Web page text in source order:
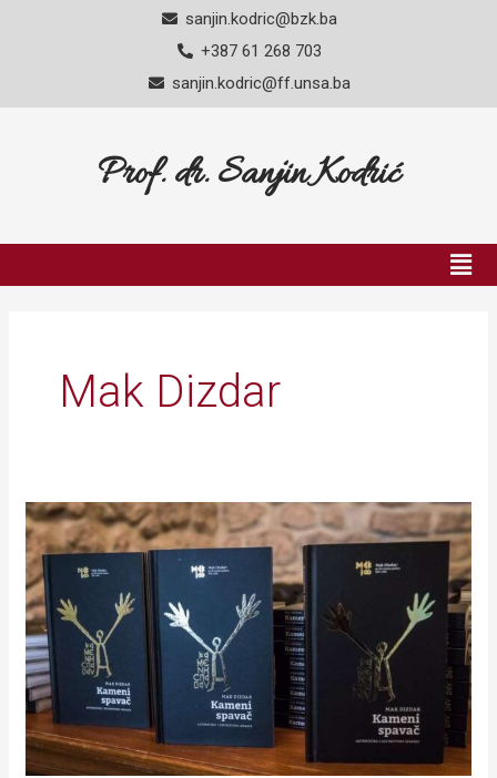
sanjin.kodric@bzk.ba
+387 61 268 703
sanjin.kodric@ff.unsa.ba
Prof. dr. Sanjin Kodrić
Mak Dizdar
Rukopisna
ostavština
i
“Kameni
spavač”
Maka
Dizdara